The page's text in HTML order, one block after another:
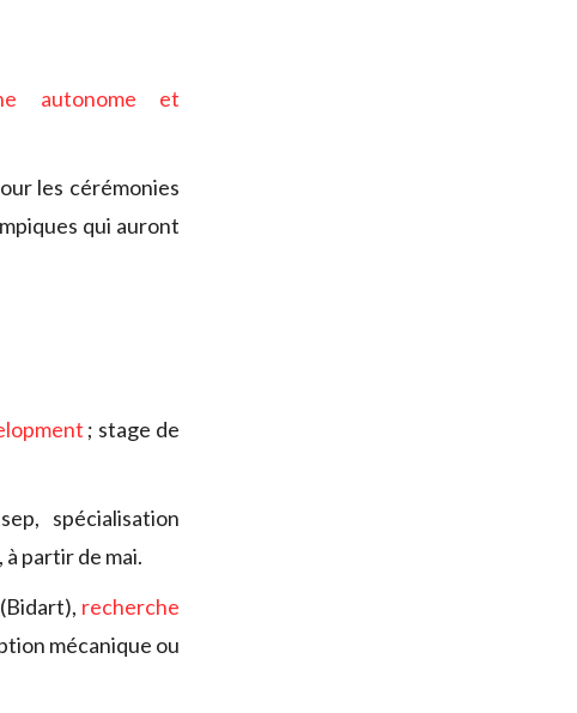
ne autonome et
les cérémonies
qui auront
; stage de
spécialisation
à partir de mai.
recherche
mécanique ou